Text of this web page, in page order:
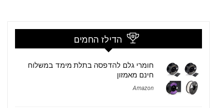
הדילז החמים
חומרי גלם להדפסה בתלת מימד במשלוח
חינם מאמזון
Amazon